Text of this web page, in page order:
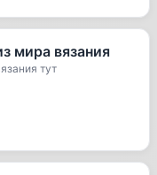
мира вязания
тут